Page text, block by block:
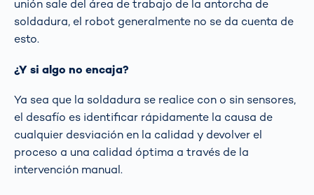
unión sale del área de trabajo de la antorcha de
soldadura, el robot generalmente no se da cuenta de
esto.
¿Y si algo no encaja?
Ya sea que la soldadura se realice con o sin sensores,
el desafío es identificar rápidamente la causa de
cualquier desviación en la calidad y devolver el
proceso a una calidad óptima a través de la
intervención manual.